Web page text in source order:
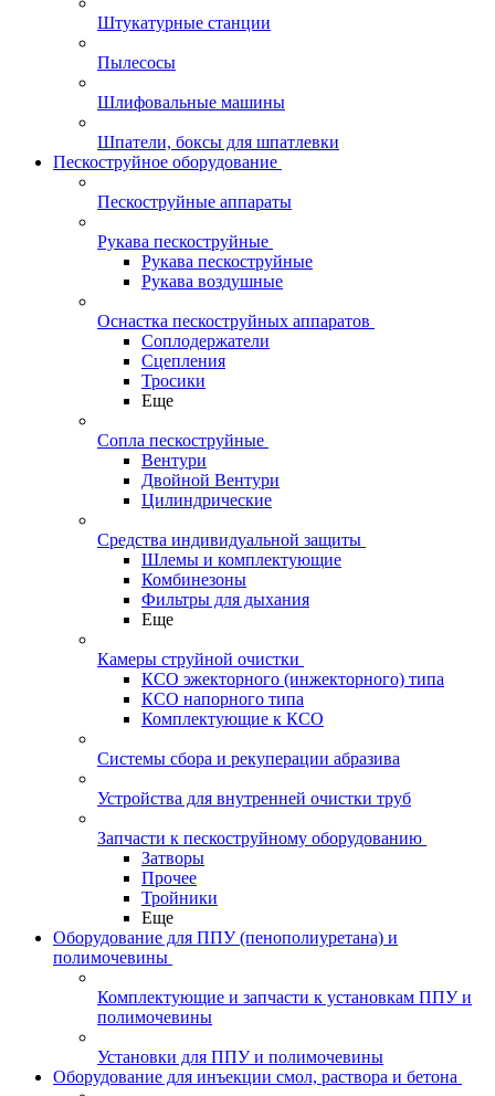
Штукатурные станции
Пылесосы
Шлифовальные машины
Шпатели, боксы для шпатлевки
Пескоструйное оборудование
Пескоструйные аппараты
Рукава пескоструйные
Рукава пескоструйные
Рукава воздушные
Оснастка пескоструйных аппаратов
Соплодержатели
Сцепления
Тросики
Еще
Сопла пескоструйные
Вентури
Двойной Вентури
Цилиндрические
Средства индивидуальной защиты
Шлемы и комплектующие
Комбинезоны
Фильтры для дыхания
Еще
Камеры струйной очистки
КСО эжекторного (инжекторного) типа
КСО напорного типа
Комплектующие к КСО
Системы сбора и рекуперации абразива
Устройства для внутренней очистки труб
Запчасти к пескоструйному оборудованию
Затворы
Прочее
Тройники
Еще
Оборудование для ППУ (пенополиуретана) и
полимочевины
Комплектующие и запчасти к установкам ППУ и
полимочевины
Установки для ППУ и полимочевины
Оборудование для инъекции смол, раствора и бетона